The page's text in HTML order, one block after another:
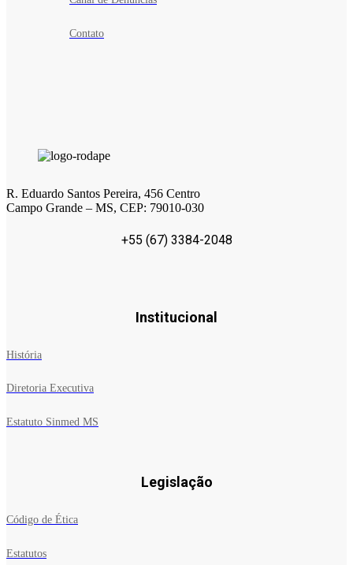
Contato
R. Eduardo Santos Pereira, 456 Centro
Campo Grande – MS, CEP: 79010-030
+55 (67) 3384-2048
Institucional
História
Diretoria Executiva
Estatuto Sinmed MS
Legislação
Código de Ética
Estatutos